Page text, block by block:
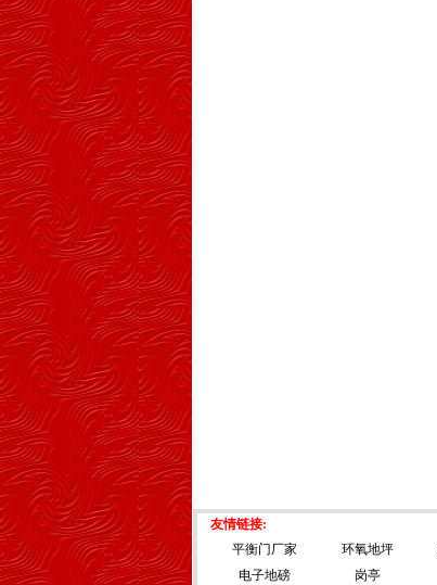
友情链接:
平衡门厂家
环氧地坪
电子地磅
岗亭